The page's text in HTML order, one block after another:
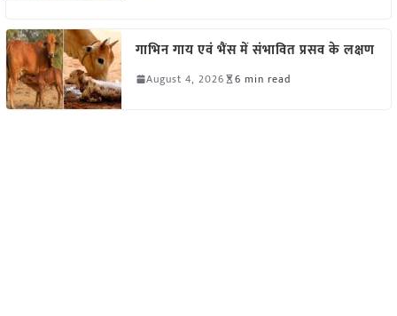
गाभिन गाय एवं भैंस में संभावित प्रसव के लक्षण
August 4, 2026 6 min read